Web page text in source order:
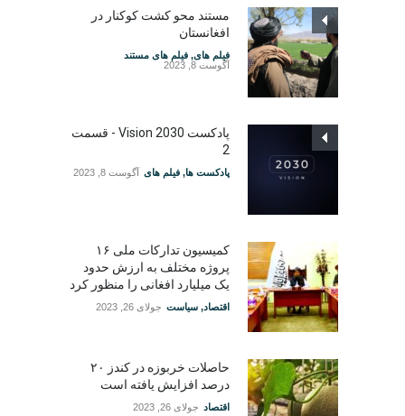
مستند محو کشت کوکنار در
افغانستان
فیلم های, فیلم های مستند
آگوست 8, 2023
پادکست Vision 2030 - قسمت
2
پادکست ها, فیلم های آگوست 8, 2023
کمیسیون تدارکات ملی ۱۶
پروژه مختلف به ارزش حدود
یک میلیارد افغانی را منظور کرد
اقتصاد, سیاست جولای 26, 2023
حاصلات خربوزه در کندز ۲۰
درصد افزایش یافته است
اقتصاد جولای 26, 2023